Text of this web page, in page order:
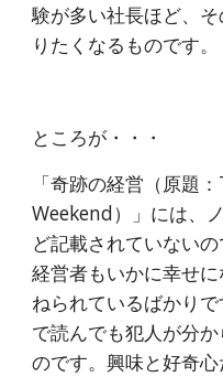
験が多い社長ほど、
りたくなるものです。
ところが・・・
「奇跡の経営（原題
Weekend）」には、
ど記載されていない
経営者もいかに幸せ
ねられているばかり
で読んでも犯人が分
のです。興味と好奇